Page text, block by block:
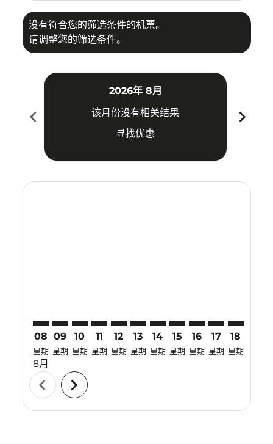
没有符合您的筛选条件的机票。
请调整您的筛选条件。
chevron_left
2026年 8月
该月份没有相关结果
寻找优惠
chevron_right
08
星期
8月
09
星期
10
星期
11
星期
12
星期
13
星期
14
星期
15
星期
16
星期
17
星期
18
星期
chevron_left chevron_right